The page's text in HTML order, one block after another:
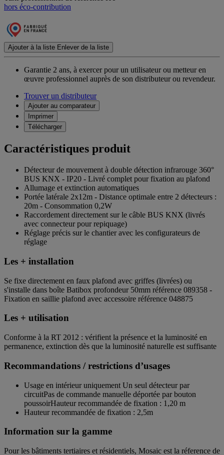
hors éco-contribution
Ajouter à la liste Enlever de la liste
Garantie 2 ans, à exercer pour un utilisateur ou metteur en
œuvre professionnel auprès de son distributeur ou revendeur.
Trouver un distributeur
Ajouter au comparateur
Imprimer
Télécharger
Caractéristiques produit
Détecteur de mouvement à double détection infrarouge 360°
BUS KNX - IP20 - Livré complet pour fixation au plafond
Allumage et extinction automatiques
Portée latérale 2x12m - Distance optimale entre 2 détecteurs :
20m - Consommation 0,2W
Raccordement directement sur le câble BUS KNX (livrés
avec connecteur pour repiquage)
Réglage précis sur le chantier avec les configurateurs de
réglage
Les + installation
Se fixe directement en faux plafond avec griffes (livrées) ou
s'installe dans boîte Batibox profondeur 50mm référence 089358 -
Fixation en saillie plafond avec accessoire référence 048875
Les + utilisation
Conforme à la RT 2012 : vérifient la présence et la luminosité en
permanence, extinction dès que la luminosité naturelle est suffisante
Recommandations / restrictions d’usages
Usage en intérieur uniquement Un seul détecteur par
circuitPas de commande manuelle déportée par bouton
poussoirHauteur recommandée de fixation : 1,20 m
Hauteur recommandée de fixation : 2,5m
Information sur la gamme
Pour les bâtiments tertiaires et résidentiels, Mosaic est la réference de